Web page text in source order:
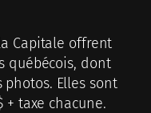
Capitale offrent
québécois, dont
Elles sont
+ taxe chacune.